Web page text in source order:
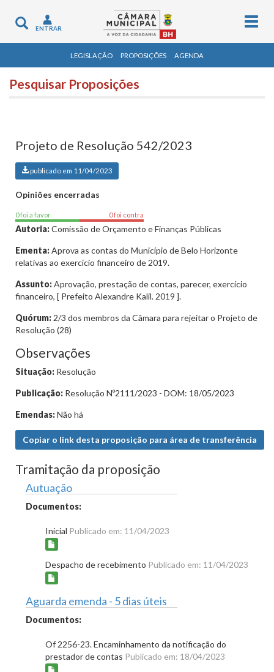
Toggle
navigation
ENTRAR
LEGISLAÇÃO PROPOSIÇÕES AGENDA
Pesquisar Proposições
Projeto de Resolução 542/2023
publicado em 11/04/2023
Opiniões encerradas
0 foi a favor 0 foi contra
Autoria:Comissão de Orçamento e Finanças Públicas
Ementa:Aprova as contas do Município de Belo Horizonte
relativas ao exercício financeiro de 2019.
Assunto:Aprovação, prestação de contas, parecer, exercício
financeiro, [ Prefeito Alexandre Kalil. 2019 ].
Quórum: 2/3 dos membros da Câmara para rejeitar o Projeto de
Resolução (28)
Observações
Situação: Resolução
Publicação: Resolução Nº2111/2023 - DOM: 18/05/2023
Emendas:Não há
Copiar o link desta proposição para área de transferência
Tramitação da proposição
Autuação
Documentos:
Inicial Publicado em: 11/04/2023
Despacho de recebimento Publicado em: 11/04/2023
Aguarda emenda - 5 dias úteis
Documentos:
Of 2256-23. Encaminhamento da notificação do
prestador de contas Publicado em: 18/04/2023